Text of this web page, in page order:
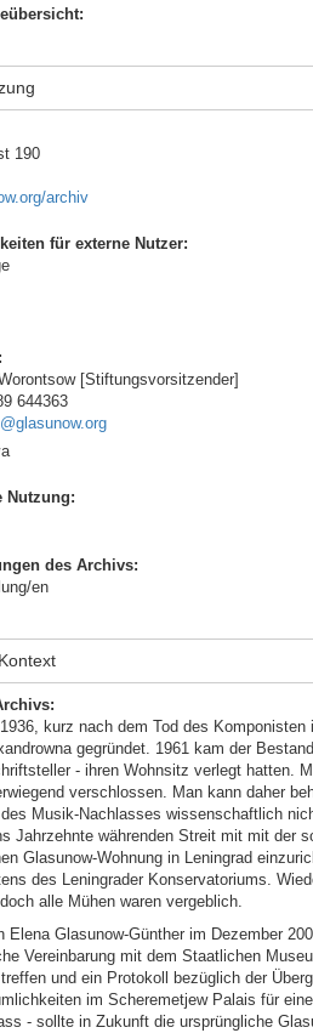
190
archiv
für externe Nutzer:
[Stiftungsvorsitzender]
644363
Nutzung:
des Archivs:
en
kurz nach dem Tod des
gegründet. 1961 kam der
- ihren Wohnsitz verlegt hatten.
verschlossen. Man kann daher
Musik-Nachlasses wissenschaftlich
Jahrzehnte währenden Streit mit mit der
Glasunow-Wohnung in Leningrad
des Leningrader Konservatoriums.
alle Mühen waren vergeblich.
Elena Glasunow-Günther im Dezember
Vereinbarung mit dem Staatlichen
und ein Protokoll bezüglich der
im Scheremetjew Palais für
- sollte in Zukunft die ursprüngliche